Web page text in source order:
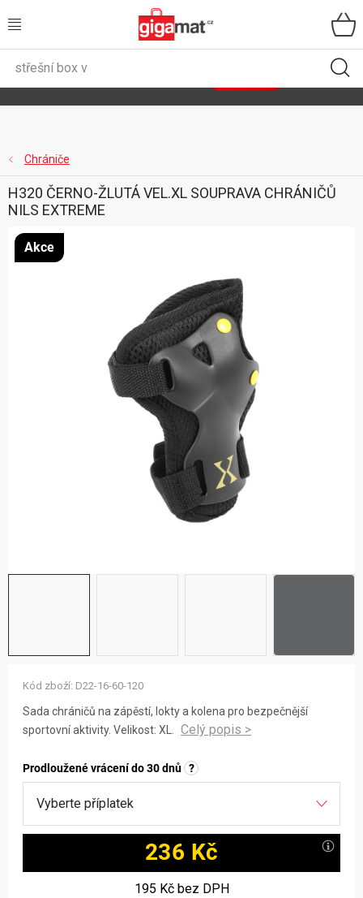
na
VŠECHNY KATEGORIE
ZAHRADA
DÍLNA
ÚLOŽNÉ BOXY
Možnosti dopravy
Chrániče
Sada chráničů na zápěstí, lokty a kolena pro bezpečnější
sportovní aktivity. Velikost: XL.
Prodloužené vrácení do 30 dnů ?
236 Kč
195 Kčbez DPH
Kód zboží: D22-16-60-120
H320 ČERNO-ŽLUTÁ VEL.XL SOUPRAVA CHRÁNIČŮ
NILS EXTREME
Akce